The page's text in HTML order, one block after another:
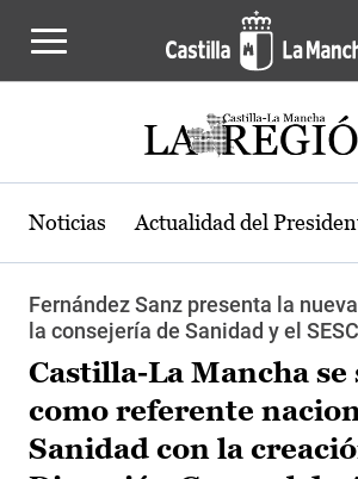
Noticias Actualidad del
Fernández Sanz presenta la
la consejería de Sanidad y el
Castilla-La Mancha se
como referente
Sanidad con la